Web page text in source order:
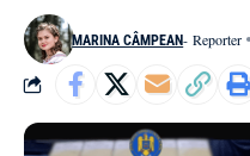
MARINA CÂMPEAN- Reporter